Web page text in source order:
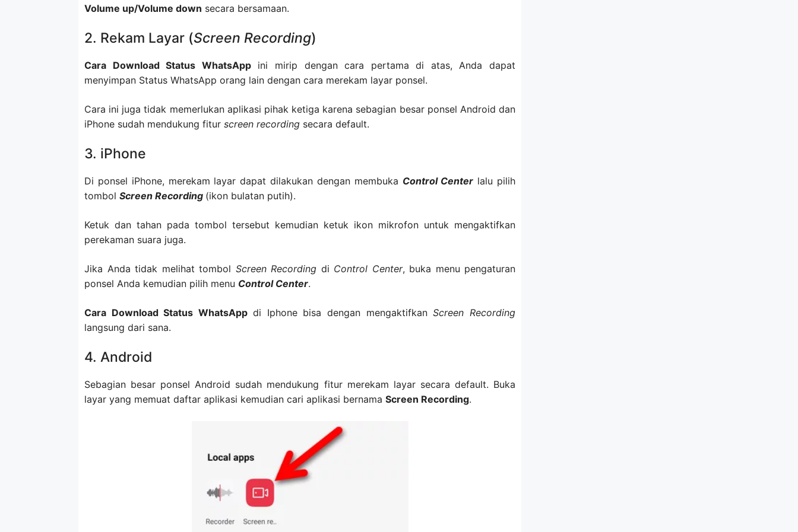
Volume up/Volume down secara bersamaan.
2. Rekam Layar (Screen Recording)
Cara Download Status WhatsAppini mirip dengan cara pertama di atas, Anda dapat
menyimpan Status WhatsApp orang lain dengan cara merekam layar ponsel.
Cara ini juga tidak memerlukan aplikasi pihak ketiga karena sebagian besar ponsel Android dan
iPhone sudah mendukung fitur screen recording secara default.
3. iPhone
Di ponsel iPhone, merekam layar dapat dilakukan dengan membuka Control Center lalu pilih
tombol Screen Recording (ikon bulatan putih).
Ketuk dan tahan pada tombol tersebut kemudian ketuk ikon mikrofon untuk mengaktifkan
perekaman suara juga.
Jika Anda tidak melihat tombol Screen Recording di Control Center, buka menu pengaturan
ponsel Anda kemudian pilih menu Control Center.
Cara Download Status WhatsApp di Iphone bisa dengan mengaktifkanScreen Recording
langsung dari sana.
4. Android
Sebagian besar ponsel Android sudah mendukung fitur merekam layar secara default. Buka
layar yang memuat daftar aplikasi kemudian cari aplikasi bernama Screen Recording.